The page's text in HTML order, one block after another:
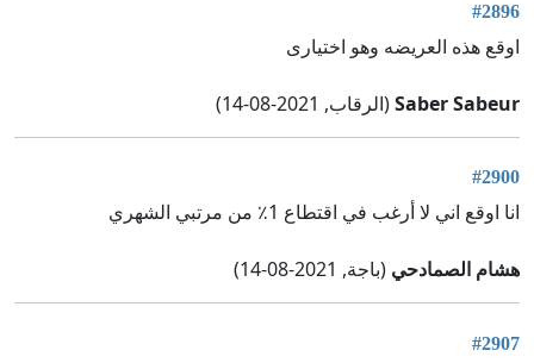
#2896
اوقع هذه العریضه وهو اختیاری
Saber Sabeur(الرقاب, 2021-08-14)
#2900
انا اوقع اني لا أرغب في اقتطاع 1٪ من مرتبي الشهري
هشام الصمادحي (باجة, 2021-08-14)
#2907